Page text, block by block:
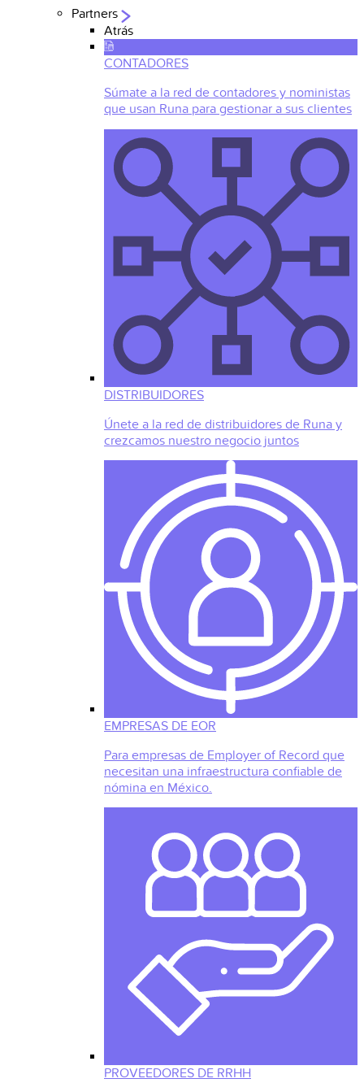
Partners
Atrás
CONTADORES
Súmate a la red de contadores y noministas
que usan Runa para gestionar a sus clientes
DISTRIBUIDORES
Únete a la red de distribuidores de Runa y
crezcamos nuestro negocio juntos
EMPRESAS DE EOR
Para empresas de Employer of Record que
necesitan una infraestructura confiable de
nómina en México.
PROVEEDORES DE RRHH